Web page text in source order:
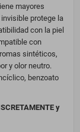
mayores
protege la
con la piel
con
sintéticos,
y olor neutro.
benzoato
y